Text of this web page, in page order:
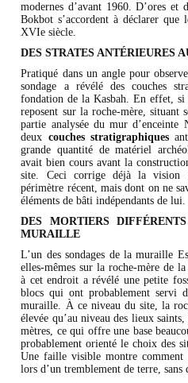
modernes d’avant 1960. D’ores et
Bokbot s’accordent à déclarer
XVIe siècle.
DES STRATES ANTÉRIEURES
Pratiqué dans un angle pour
sondage a révélé des couches
fondation de la Kasbah. En effet,
reposent sur la roche-mère, situant
partie analysée du mur d’enceinte
deux couches stratigraphiques
grande quantité de matériel
avait bien cours avant la
site. Ceci corrige déjà la vision
périmètre récent, mais dont on ne
éléments de bâti indépendants de lui.
DES MORTIERS
MURAILLE
L’un des sondages de la muraille
elles-mêmes sur la roche-mère de
à cet endroit a révélé une petite
blocs qui ont probablement servi
muraille. À ce niveau du site, la
élevée qu’au niveau des lieux
mètres, ce qui offre une base
probablement orienté le choix des
Une faille visible montre comment
lors d’un tremblement de terre, sans